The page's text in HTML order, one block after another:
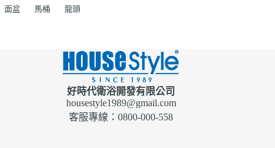
面盆 馬桶 龍頭
好時代衛浴開發有限公司
housestyle1989@gmail.com
客服專線：0800-000-558